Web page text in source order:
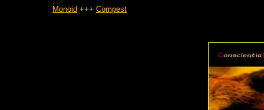
Monoid +++ Compest